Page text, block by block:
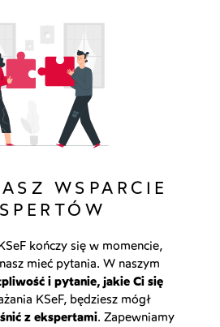
WSPARCIE
kończy się w momencie,
mieć pytania. W naszym
i pytanie, jakie Ci się
KSeF, będziesz mógł
z ekspertami. Zapewniamy